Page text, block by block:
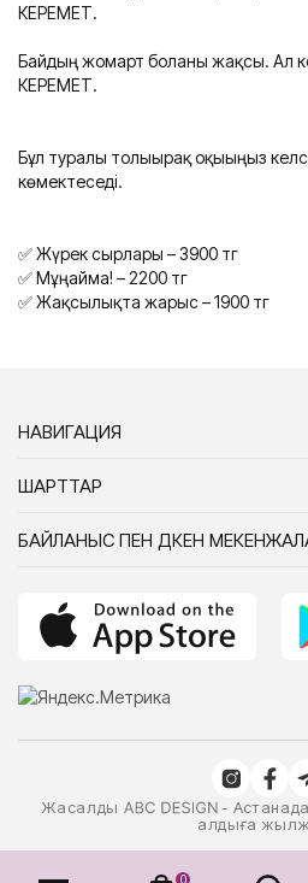
0
КЕРЕМЕТ.
Байдың жомарт болғаны жақсы. Ал
КЕРЕМЕТ.
Бұл туралы толығырақ оқығыңыз
көмектеседі.
✅ Жүрек сырлары – 3900 тг
✅ Мұңайма! – 2200 тг
✅ Жақсылықта жарыс – 1900 тг
НАВИГАЦИЯ
ШАРТТАР
БАЙЛАНЫС ПЕН ДҮКЕН
Жасалды
-
алдыға